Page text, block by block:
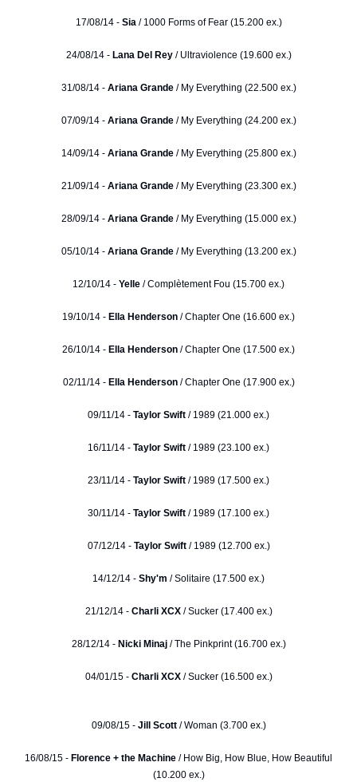
17/08/14 - Sia / 1000 Forms of Fear (15.200 ex.)
24/08/14 -Lana Del Rey/ Ultraviolence (19.600 ex.)
31/08/14 - Ariana Grande/ My Everything (22.500 ex.)
07/09/14 - Ariana Grande/ My Everything (24.200 ex.)
14/09/14 - Ariana Grande/ My Everything (25.800 ex.)
21/09/14 - Ariana Grande/ My Everything (23.300 ex.)
28/09/14 - Ariana Grande/ My Everything (15.000 ex.)
05/10/14 -Ariana Grande/ My Everything (13.200 ex.)
12/10/14 - Yelle / Complètement Fou (15.700 ex.)
19/10/14 - Ella Henderson / Chapter One (16.600 ex.)
26/10/14 - Ella Henderson / Chapter One (17.500 ex.)
02/11/14 - Ella Henderson/ Chapter One (17.900 ex.)
09/11/14 - Taylor Swift / 1989 (21.000 ex.)
16/11/14 - Taylor Swift / 1989 (23.100 ex.)
23/11/14 - Taylor Swift / 1989 (17.500 ex.)
30/11/14 - Taylor Swift / 1989 (17.100 ex.)
07/12/14 - Taylor Swift/ 1989 (12.700 ex.)
14/12/14 - Shy'm / Solitaire (17.500 ex.)
21/12/14 - Charli XCX/ Sucker (17.400 ex.)
28/12/14 -Nicki Minaj/ The Pinkprint (16.700 ex.)
04/01/15 - Charli XCX/ Sucker (16.500 ex.)
09/08/15 - Jill Scott / Woman (3.700 ex.)
16/08/15 - Florence + the Machine / How Big, How Blue, How Beautiful
(10.200 ex.)